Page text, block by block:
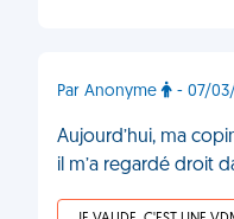
Par Anonyme - 07/
Aujourd’hui, ma
il m’a regardé droit